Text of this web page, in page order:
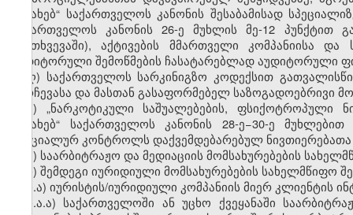
შესახებ“ საქართველოს კანონის შესაბამისად
საქართველოს კანონის 26-ე მუხლის მე-12 პუნქტით
შემთხვევაში), აქტივების მმართველი კომპანიისა
აუდიტორული შემოწმების ჩასატარებლად აუდიტორული
ღ) საქართველოს სარკინიგზო კოდექსით
შერჩევასა და მასთან გასაფორმებელ საზოგადოებრივი
ყ) „ნარკოტიკული საშუალებების, ფსიქოტროპული
შესახებ“ საქართველოს კანონის 28-ე−30-ე
სპეციალურ კონტროლს დაქვემდებარებულ
შ) საარბიტრაჟო და მედიაციის მომსახურებების
ჩ) შემდეგი იურიდიული მომსახურებების სახელმწიფო
ჩ.ა) იურისტის/იურიდიული კომპანიის მიერ კლიენტის
ჩ.ა.ა) საქართველოში ან უცხო ქვეყანაში